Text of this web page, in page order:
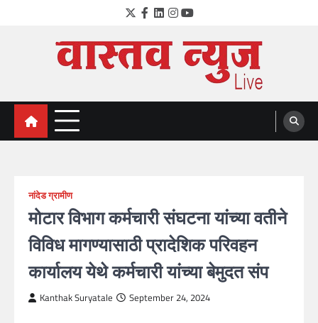
Twitter
Facebook
LinkedIn
Instagram
YouTube
VastavNEWSLive.com
a leading NEWS portal of Maharahstra
नांदेड ग्रामीण
मोटार विभाग कर्मचारी संघटना यांच्या वतीने
विविध मागण्यासाठी प्रादेशिक परिवहन
कार्यालय येथे कर्मचारी यांच्या बेमुदत संप
Kanthak Suryatale September 24, 2024